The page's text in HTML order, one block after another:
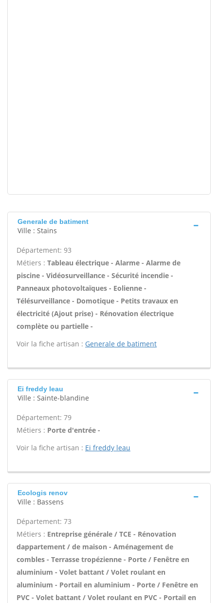
Generale de batiment
Ville : Stains
Département: 93
Métiers : Tableau électrique - Alarme - Alarme de
piscine - Vidéosurveillance - Sécurité incendie -
Panneaux photovoltaïques - Eolienne -
Télésurveillance - Domotique - Petits travaux en
électricité (Ajout prise) - Rénovation électrique
complète ou partielle -
Voir la fiche artisan : Generale de batiment
Ei freddy leau
Ville : Sainte-blandine
Département: 79
Métiers : Porte d'entrée -
Voir la fiche artisan : Ei freddy leau
Ecologis renov
Ville : Bassens
Département: 73
Métiers : Entreprise générale / TCE - Rénovation
dappartement / de maison - Aménagement de
combles - Terrasse tropézienne - Porte / Fenêtre en
aluminium - Volet battant / Volet roulant en
aluminium - Portail en aluminium - Porte / Fenêtre en
PVC - Volet battant / Volet roulant en PVC - Portail en